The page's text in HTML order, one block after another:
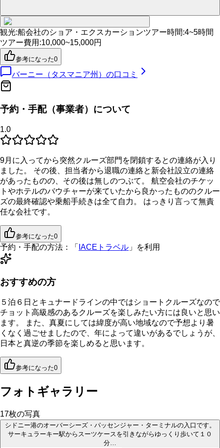
観光:船会社のショア・エクスカーションツアー時間:4~5時間
ツアー費用 :10,000~15,000円
参考になった0
バーニー（タスマニア州） の口コミ
予約・手配（事業者）について
1.0
9月に入ってから突然クルーズ部門を閉鎖するとの連絡が入り
ました。 その後、担当者から退職の連絡と新会社設立の連絡
があったものの、その後は無しのつぶて。 航空会社のチケッ
トやホテルのバウチャーが来ていたから良かったもののクルー
ズの最終確認や乗船手続きは全て自力。 はっきり言って無責
任な会社です。
参考になった0
予約・手配の方法： 「 IACEトラベル 」を利用
おすすめの方
５泊６日とキュナードラインの中ではショートクルーズなので
チョット高級感のあるクルーズを楽しみたい方には良いと思い
ます。 また、真夏にしては緯度が高い地域なので予想より暑
くなく過ごせましたので、年によって違いがあるでしょうが、
日本と真逆の季節を楽しめると思います。
参考になった0
フォトギャラリー
17枚の写真
シドニー港のオーバーシーズ・パッセンジャー・ターミナルの入口です。
サーキュラーキー駅からスーツケースを引きながらゆっくり歩いて１０
分…